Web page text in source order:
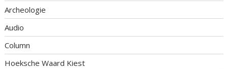
Archeologie
Audio
Column
Hoeksche Waard Kiest